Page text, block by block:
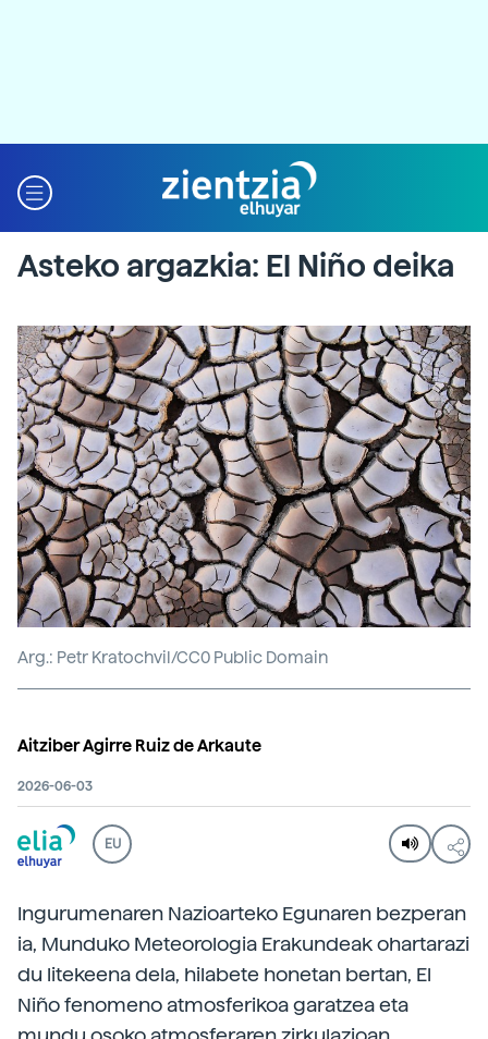
Asteko argazkia: El Niño deika
Arg.: Petr Kratochvil/CC0 Public Domain
Aitziber Agirre Ruiz de Arkaute
2026-06-03
EU
Ingurumenaren Nazioarteko Egunaren bezperan
ia, Munduko Meteorologia Erakundeak ohartarazi
du litekeena dela, hilabete honetan bertan, El
Niño fenomeno atmosferikoa garatzea eta